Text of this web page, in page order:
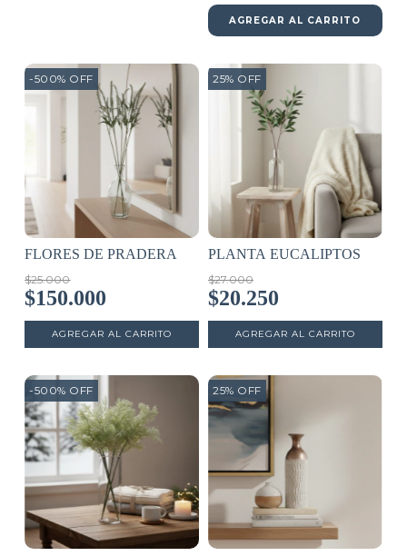
AGREGAR AL CARRITO
-500% OFF
FLORES DE PRADERA
$25.000
$150.000
25% OFF
PLANTA EUCALIPTOS
$27.000
$20.250
-500% OFF 25% OFF